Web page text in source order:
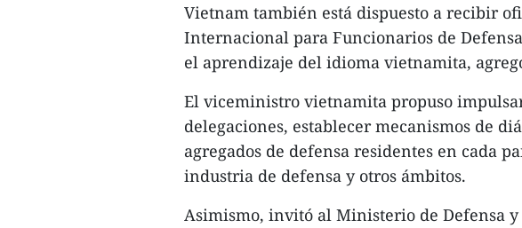
Vietnam también está dispuesto a recibir
Internacional para Funcionarios de
el aprendizaje del idioma vietnamita,
El viceministro vietnamita propuso
delegaciones, establecer mecanismos de
agregados de defensa residentes en cada
industria de defensa y otros ámbitos.
Asimismo, invitó al Ministerio de Defensa y